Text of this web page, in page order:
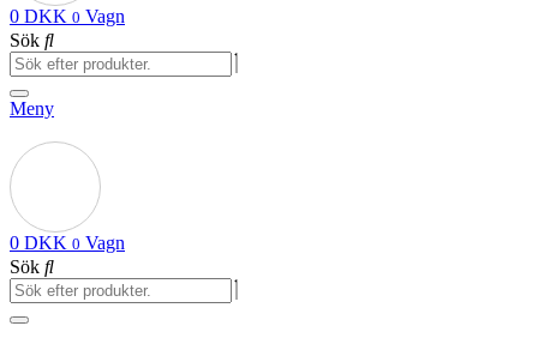
0 DKK 0 Vagn
Sök
Meny
0 DKK 0 Vagn
Sök